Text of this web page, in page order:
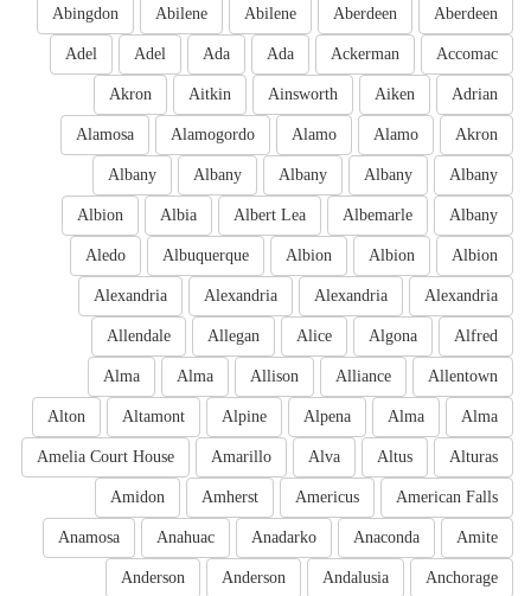
Aberdeen
Aberdeen
Abilene
Abilene
Abingdon
Accomac
Ackerman
Ada
Ada
Adel
Adel
Adrian
Aiken
Ainsworth
Aitkin
Akron
Akron
Alamo
Alamo
Alamogordo
Alamosa
Albany
Albany
Albany
Albany
Albany
Albany
Albemarle
Albert Lea
Albia
Albion
Albion
Albion
Albion
Albuquerque
Aledo
Alexandria
Alexandria
Alexandria
Alexandria
Alfred
Algona
Alice
Allegan
Allendale
Allentown
Alliance
Allison
Alma
Alma
Alma
Alma
Alpena
Alpine
Altamont
Alton
Alturas
Altus
Alva
Amarillo
Amelia Court House
American Falls
Americus
Amherst
Amidon
Amite
Anaconda
Anadarko
Anahuac
Anamosa
Anchorage
Andalusia
Anderson
Anderson